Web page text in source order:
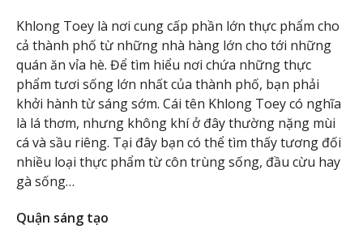
Khlong Toey là nơi cung cấp phần lớn thực phẩm cho
cả thành phố từ những nhà hàng lớn cho tới những
quán ăn vỉa hè. Để tìm hiểu nơi chứa những thực
phẩm tươi sống lớn nhất của thành phố, bạn phải
khởi hành từ sáng sớm. Cái tên Khlong Toey có nghĩa
là lá thơm, nhưng không khí ở đây thường nặng mùi
cá và sầu riêng. Tại đây bạn có thể tìm thấy tương đối
nhiều loại thực phẩm từ côn trùng sống, đầu cừu hay
gà sống…
Quận sáng tạo